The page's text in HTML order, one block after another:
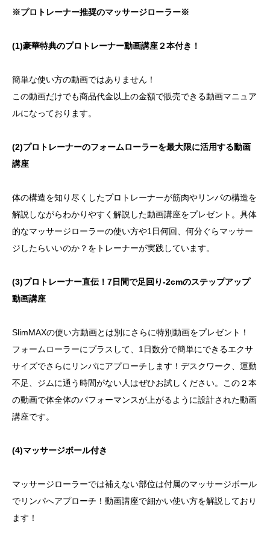
※プロトレーナー推奨のマッサージローラー※
(1)豪華特典のプロトレーナー動画講座２本付き！
簡単な使い方の動画ではありません！
この動画だけでも商品代金以上の金額で販売できる動画マニュア
ルになっております。
(2)プロトレーナーのフォームローラーを最大限に活用する動画
講座
体の構造を知り尽くしたプロトレーナーが筋肉やリンパの構造を
解説しながらわかりやすく解説した動画講座をプレゼント。具体
的なマッサージローラーの使い方や1日何回、何分ぐらマッサー
ジしたらいいのか？をトレーナーが実践しています。
(3)プロトレーナー直伝！7日間で足回り-2cmのステップアップ
動画講座
SlimMAXの使い方動画とは別にさらに特別動画をプレゼント！
フォームローラーにプラスして、1日数分で簡単にできるエクサ
サイズでさらにリンパにアプローチします！デスクワーク、運動
不足、ジムに通う時間がない人はぜひお試しください。この２本
の動画で体全体のパフォーマンスが上がるように設計された動画
講座です。
(4)マッサージボール付き
マッサージローラーでは補えない部位は付属のマッサージボール
でリンパへアプローチ！動画講座で細かい使い方を解説しており
ます！